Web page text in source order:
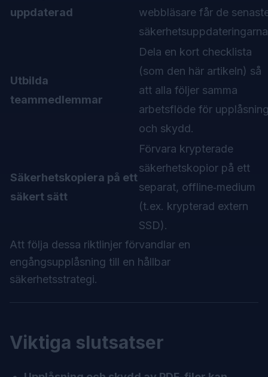
uppdaterad
webbläsare får de
Utbilda
teammedlemmar
Dela en kort checklista
(som den här artikeln) så
att alla följer samma
arbetsflöde för
och skydd.
Säkerhetskopiera på ett
säkert sätt
Förvara krypterade
säkerhetskopior på ett
separat, offline‑medium
(t.ex. krypterad extern
SSD).
Att följa dessa riktlinjer förvandlar en
engångsupplåsning till en hållbar
säkerhetsstrategi.
Viktiga slutsatser